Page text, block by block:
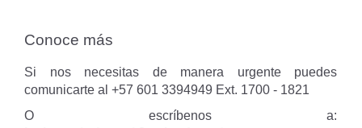
Conoce más
Si nos necesitas de manera urgente puedes
comunicarte al +57 601 3394949 Ext. 1700 - 1821
O escríbenos a: